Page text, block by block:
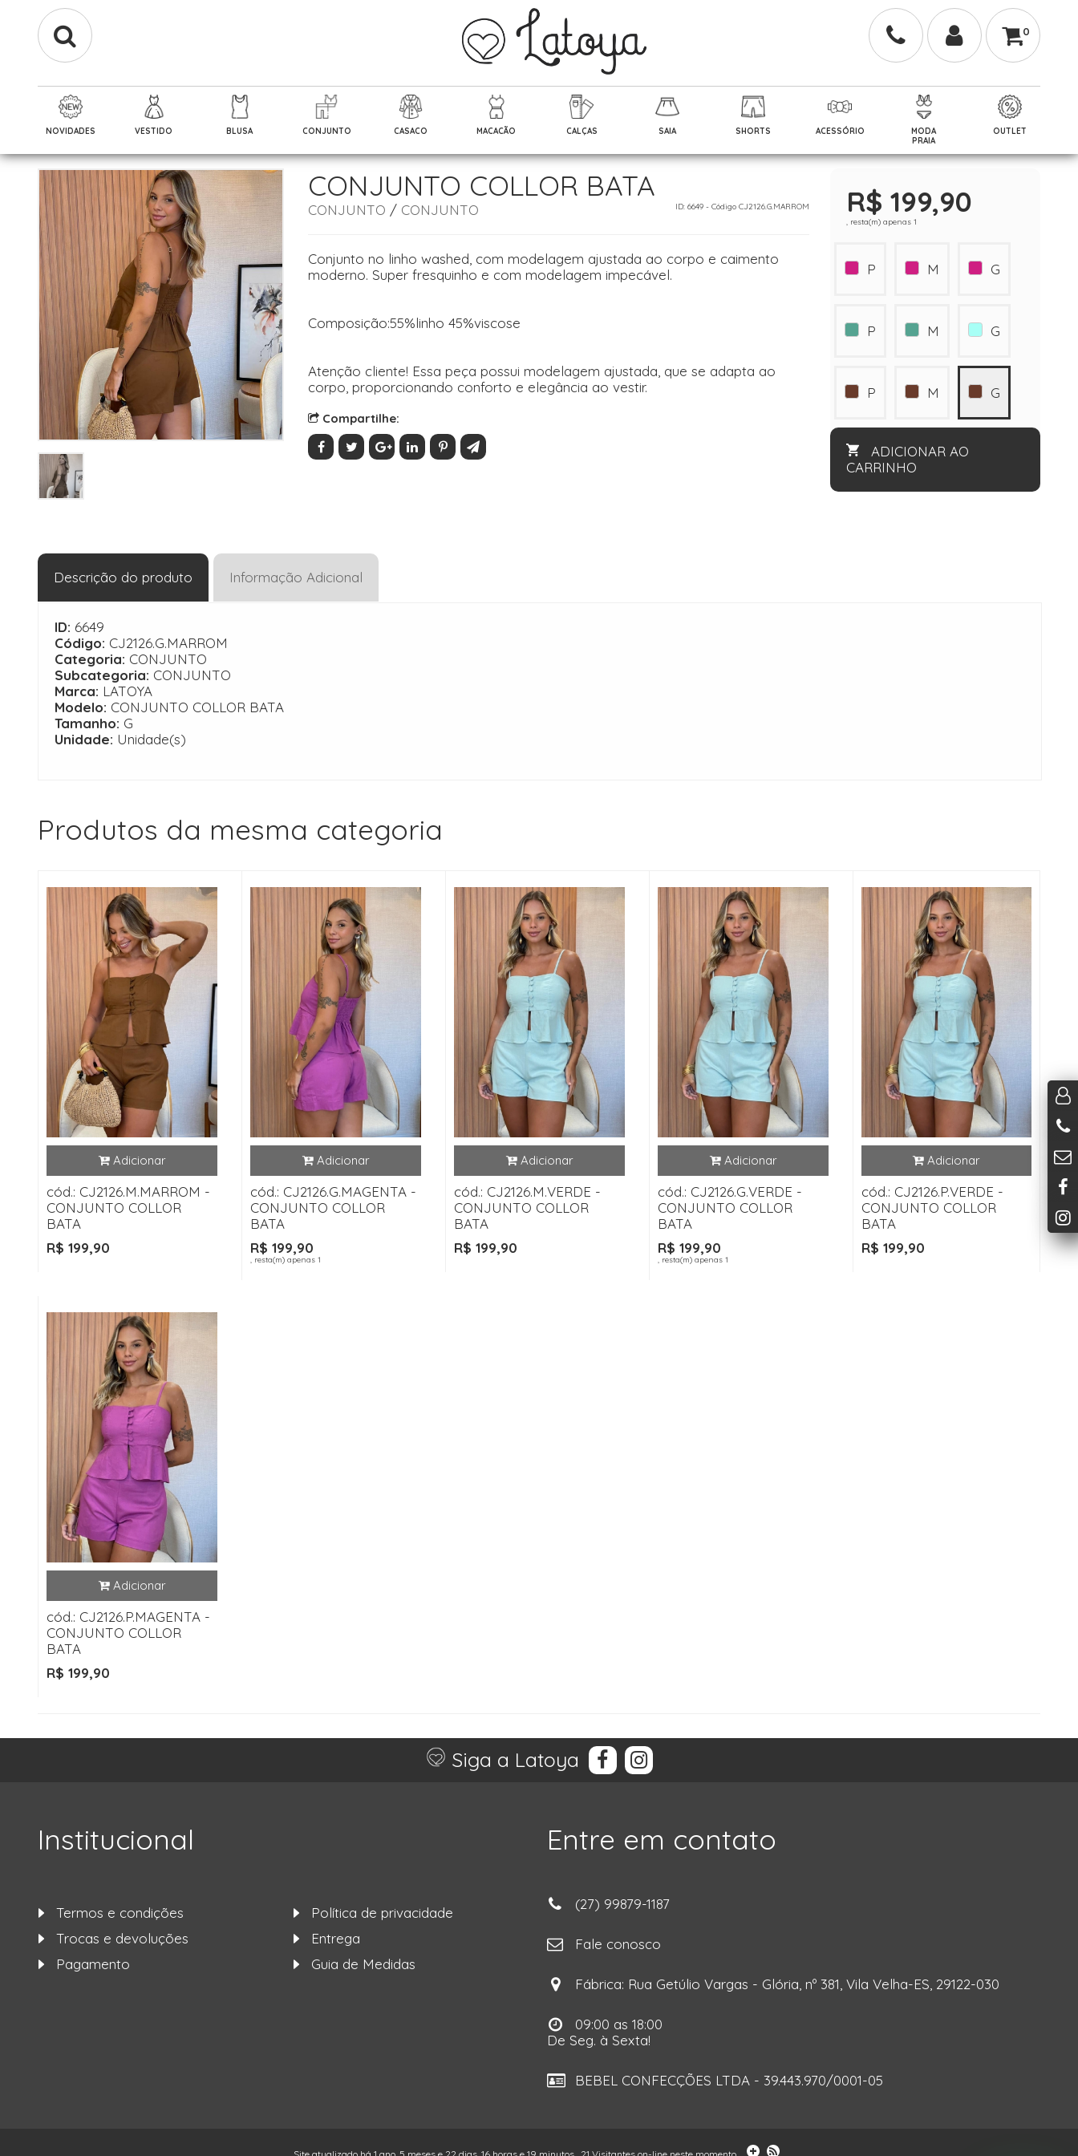
0
NOVIDADES VESTIDO BLUSA CONJUNTO CASACO MACACÃO CALÇAS SAIA SHORTS ACESSÓRIO
MODA
PRAIA
OUTLET
CONJUNTO COLLOR BATA
CONJUNTO / CONJUNTO ID: 6649 - Código CJ2126.G.MARROM
Conjunto no linho washed, com modelagem ajustada ao corpo e caimento
moderno. Super fresquinho e com modelagem impecável.
Composição:55%linho 45%viscose
Atenção cliente! Essa peça possui modelagem ajustada, que se adapta ao
corpo, proporcionando conforto e elegância ao vestir.
Compartilhe:
R$ 199,90
, resta(m) apenas 1
P M G
P M G
P M G
ADICIONAR AO
CARRINHO
Descrição do produto Informação Adicional
ID: 6649
Código: CJ2126.G.MARROM
Categoria: CONJUNTO
Subcategoria: CONJUNTO
Marca: LATOYA
Modelo: CONJUNTO COLLOR BATA
Tamanho: G
Unidade: Unidade(s)
Produtos da mesma categoria
cód.: CJ2126.M.MARROM -
CONJUNTO COLLOR
BATA
R$ 199,90
cód.: CJ2126.G.MAGENTA -
CONJUNTO COLLOR
BATA
R$ 199,90
, resta(m) apenas 1
cód.: CJ2126.M.VERDE -
CONJUNTO COLLOR
BATA
R$ 199,90
cód.: CJ2126.G.VERDE -
CONJUNTO COLLOR
BATA
R$ 199,90
, resta(m) apenas 1
cód.: CJ2126.P.VERDE -
CONJUNTO COLLOR
BATA
R$ 199,90
cód.: CJ2126.P.MAGENTA -
CONJUNTO COLLOR
BATA
R$ 199,90
Siga a Latoya
Institucional
Termos e condições
Política de privacidade
Trocas e devoluções
Entrega
Pagamento
Guia de Medidas
Entre em contato
(27) 99879-1187
Fale conosco
Fábrica: Rua Getúlio Vargas - Glória, nº 381, Vila Velha-ES, 29122-030
09:00 as 18:00
De Seg. à Sexta!
BEBEL CONFECÇÕES LTDA - 39.443.970/0001-05